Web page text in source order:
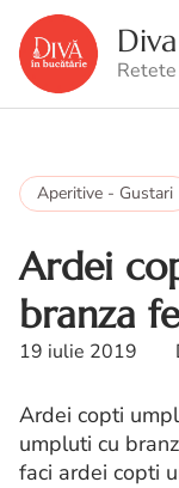
Aperitive - Gustari
Ardei
branza
19 iulie 2019
Ardei copti
umpluti cu
faci ardei copti